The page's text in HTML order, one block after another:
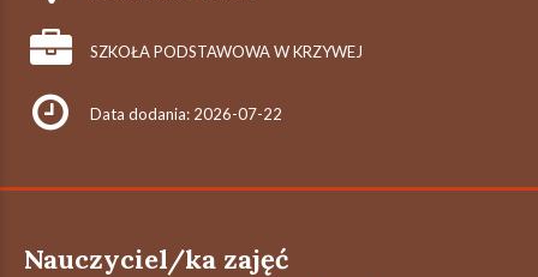
SZKOŁA PODSTAWOWA W KRZYWEJ
Data dodania: 2026-07-22
Nauczyciel/ka zajęć